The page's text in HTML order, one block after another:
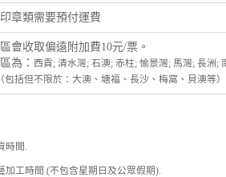
章類需要預付運費
會收取偏遠附加費10元/票。
為： 西貢; 清水灣; 石澳; 赤柱; 愉景灣; 馬灣; 長洲;
包括但不限於：大澳、塘福、長沙、梅窩、貝澳等）
時間.
加工時間 (不包含星期日及公眾假期).